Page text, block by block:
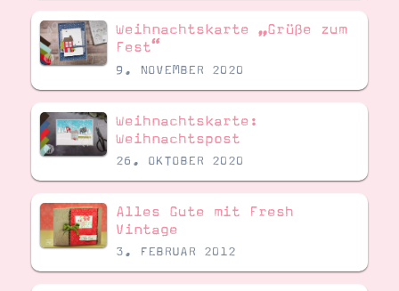
Demonstrator werden
Blog
Gutscheine
Produkte erklärt
Über mich
Über Stampin’ Up!
Weihnachtskarte „Grüße zum
Fest“
9. NOVEMBER 2020
Weihnachtskarte:
Weihnachtspost
26. OKTOBER 2020
Alles Gute mit Fresh
Vintage
3. FEBRUAR 2012